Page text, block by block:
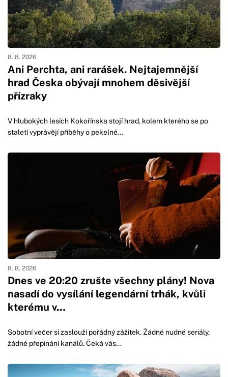
Ani Perchta, ani rarášek. Nejtajemnější
hrad Česka obývají mnohem děsivější
přízraky
8. 8. 2026
V hlubokých lesích Kokořínska stojí hrad, kolem kterého se po
staletí vyprávějí příběhy o pekelné...
Dnes ve 20:20 zrušte všechny plány! Nova
nasadí do vysílání legendární trhák, kvůli
kterému v…
8. 8. 2026
Sobotní večer si zaslouží pořádný zážitek. Žádné nudné seriály,
žádné přepínání kanálů. Čeká vás...